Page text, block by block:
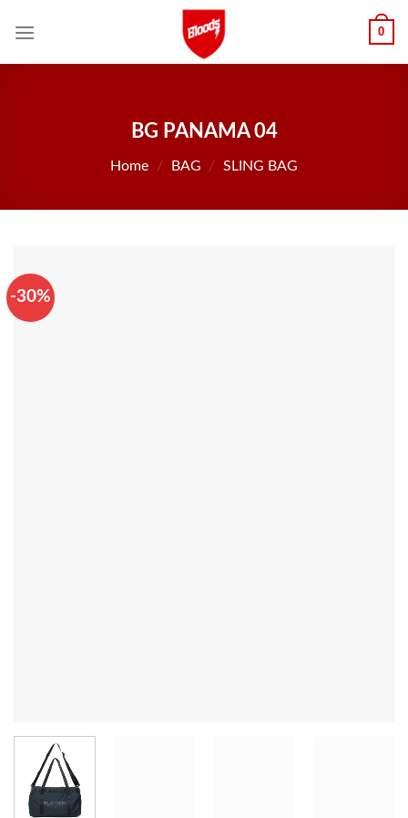
0
BG PANAMA 04
Home / BAG / SLING BAG
-30%